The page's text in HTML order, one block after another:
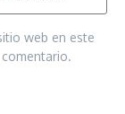
web en este